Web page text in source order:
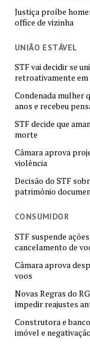
Justiça proíbe
office de vizinha
UNIÃO ESTÁVEL
STF vai decidir se
retroativamente em
Condenada mulher
anos e recebeu
STF decide que
morte
Câmara aprova
violência
Decisão do STF
patrimônio
CONSUMIDOR
STF suspende
cancelamento de
Câmara aprova
voos
Novas Regras do
impedir reajustes
Construtora e
imóvel e